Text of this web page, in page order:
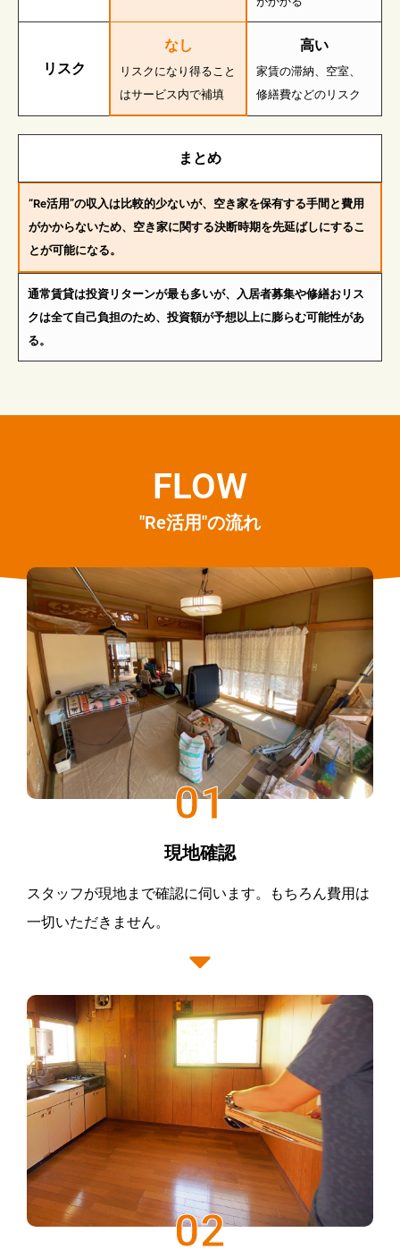
リスク
なし
リスクになり得ること
はサービス内で補填
高い
家賃の滞納、空室、
修繕費などのリスク
まとめ
“Re活用”の収入は比較的少ないが、空き家を保有する手間と費用
がかからないため、空き家に関する決断時期を先延ばしにするこ
とが可能になる。
通常賃貸は投資リターンが最も多いが、入居者募集や修繕おリス
クは全て自己負担のため、投資額が予想以上に膨らむ可能性があ
る。
FLOW
"Re活用"の流れ
01
現地確認
スタッフが現地まで確認に伺います。もちろん費用は
一切いただきません。
02